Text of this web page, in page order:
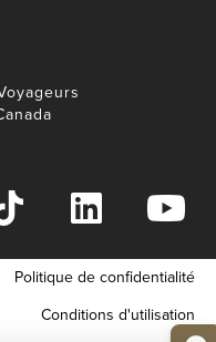
Politique de confidentialité
Conditions d'utilisation